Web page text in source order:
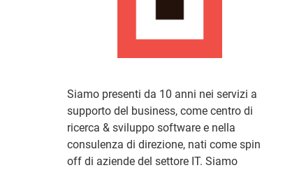
Siamo presenti da 10 anni nei servizi a
supporto del business, come centro di
ricerca & sviluppo software e nella
consulenza di direzione, nati come spin
off di aziende del settore IT. Siamo